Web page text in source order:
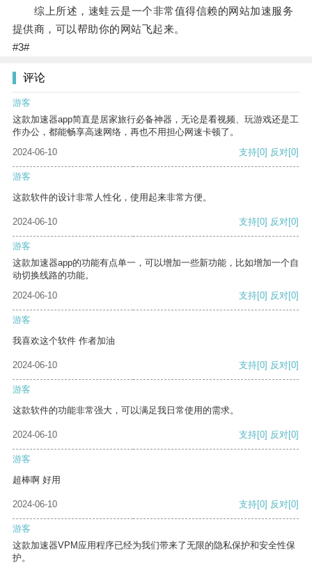
综上所述，速蛙云是一个非常值得信赖的网站加速服务
提供商，可以帮助你的网站飞起来。
#3#
评论
游客
这款加速器app简直是居家旅行必备神器，无论是看视频、玩游戏还是工
作办公，都能畅享高速网络，再也不用担心网速卡顿了。
2024-06-10
支持[0] 反对[0]
游客
这款软件的设计非常人性化，使用起来非常方便。
2024-06-10 支持[0] 反对[0]
游客
这款加速器app的功能有点单一，可以增加一些新功能，比如增加一个自
动切换线路的功能。
2024-06-10
支持[0] 反对[0]
游客
我喜欢这个软件 作者加油
2024-06-10 支持[0] 反对[0]
游客
这款软件的功能非常强大，可以满足我日常使用的需求。
2024-06-10 支持[0] 反对[0]
游客
超棒啊 好用
2024-06-10 支持[0] 反对[0]
游客
这款加速器VPM应用程序已经为我们带来了无限的隐私保护和安全性保
护。